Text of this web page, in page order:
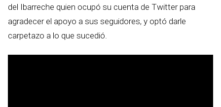
del Ibarreche quien ocupó su cuenta de Twitter para
agradecer el apoyo a sus seguidores, y optó darle
carpetazo a lo que sucedió.